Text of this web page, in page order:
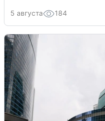
5 августа 184